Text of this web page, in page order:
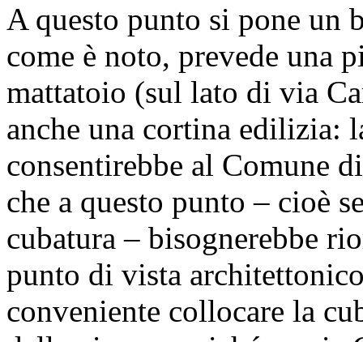
A questo punto si pone un
come è noto, prevede una
mattatoio (sul lato di via
anche una cortina edilizia:
consentirebbe al Comune
che a questo punto – cioè
cubatura – bisognerebbe
punto di vista
conveniente collocare la